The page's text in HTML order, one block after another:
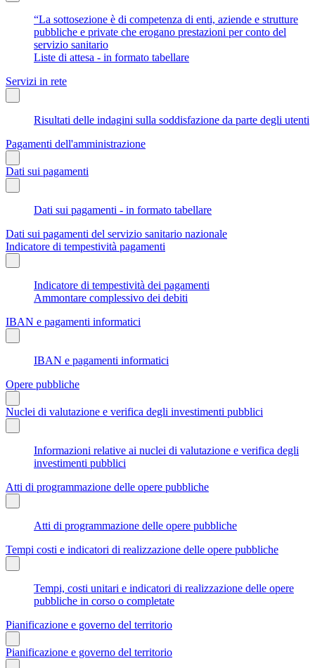
“La sottosezione è di competenza di enti, aziende e strutture
pubbliche e private che erogano prestazioni per conto del
servizio sanitario
Liste di attesa - in formato tabellare
Servizi in rete
Risultati delle indagini sulla soddisfazione da parte degli utenti
Pagamenti dell'amministrazione
Dati sui pagamenti
Dati sui pagamenti - in formato tabellare
Dati sui pagamenti del servizio sanitario nazionale
Indicatore di tempestività pagamenti
Indicatore di tempestività dei pagamenti
Ammontare complessivo dei debiti
IBAN e pagamenti informatici
IBAN e pagamenti informatici
Opere pubbliche
Nuclei di valutazione e verifica degli investimenti pubblici
Informazioni relative ai nuclei di valutazione e verifica degli
investimenti pubblici
Atti di programmazione delle opere pubbliche
Atti di programmazione delle opere pubbliche
Tempi costi e indicatori di realizzazione delle opere pubbliche
Tempi, costi unitari e indicatori di realizzazione delle opere
pubbliche in corso o completate
Pianificazione e governo del territorio
Pianificazione e governo del territorio